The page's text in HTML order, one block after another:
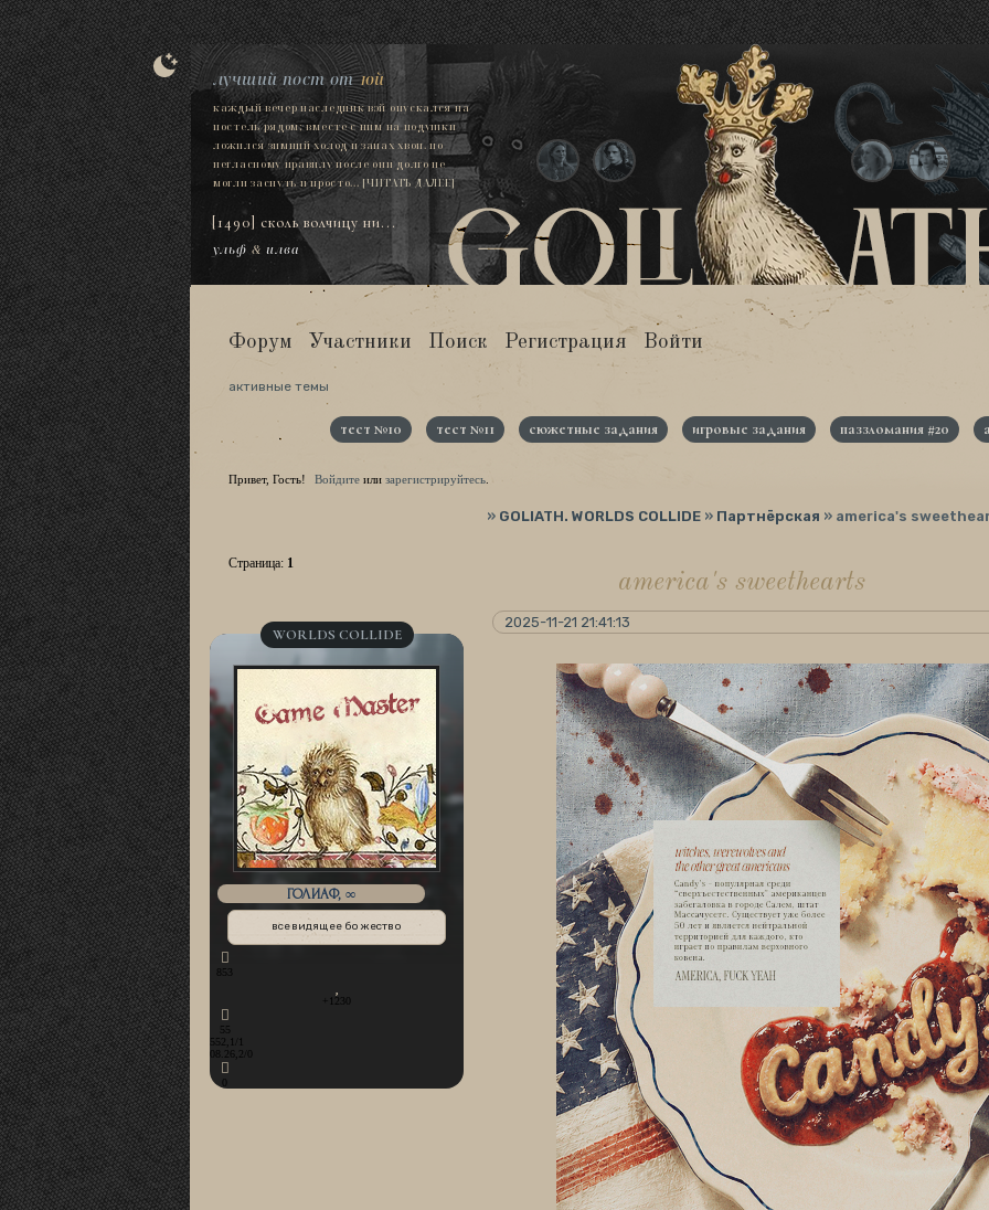
[1490] сколь волчицу ни...
ульф & илва
лучший пост отюй
каждый вечер наследник вэй опускался на
постель рядом; вместе с ним на подушки
ложился зимний холод и запах хвои. по
негласному правилу после они долго не
могли заснуть и просто...[ЧИТАТЬ ДАЛЕЕ]
Форум Участники Поиск Регистрация Войти
активные темы
тест №10 тест №11 сюжетные задания игровые задания паззломания #20
Привет, Гость! Войдите или зарегистрируйтесь
» GOLIATH. WORLDS COLLIDE » Партнёрская » america's
america's sweethearts
Страница: 1
2025-11-21 21:41:13
WORLDS COLLIDE
ГОЛИАФ, ∞
всевидящее божество
853
+1230
55
552,1/1
08.26,2/0